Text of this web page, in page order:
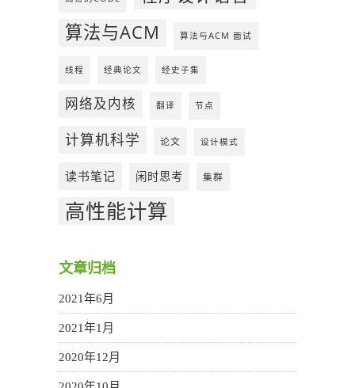
算法与ACM 算法与ACM 面试
线程 经典论文 经史子集
网络及内核 翻译 节点
计算机科学 论文 设计模式
读书笔记 闲时思考 集群
高性能计算
文章归档
2021年6月
2021年1月
2020年12月